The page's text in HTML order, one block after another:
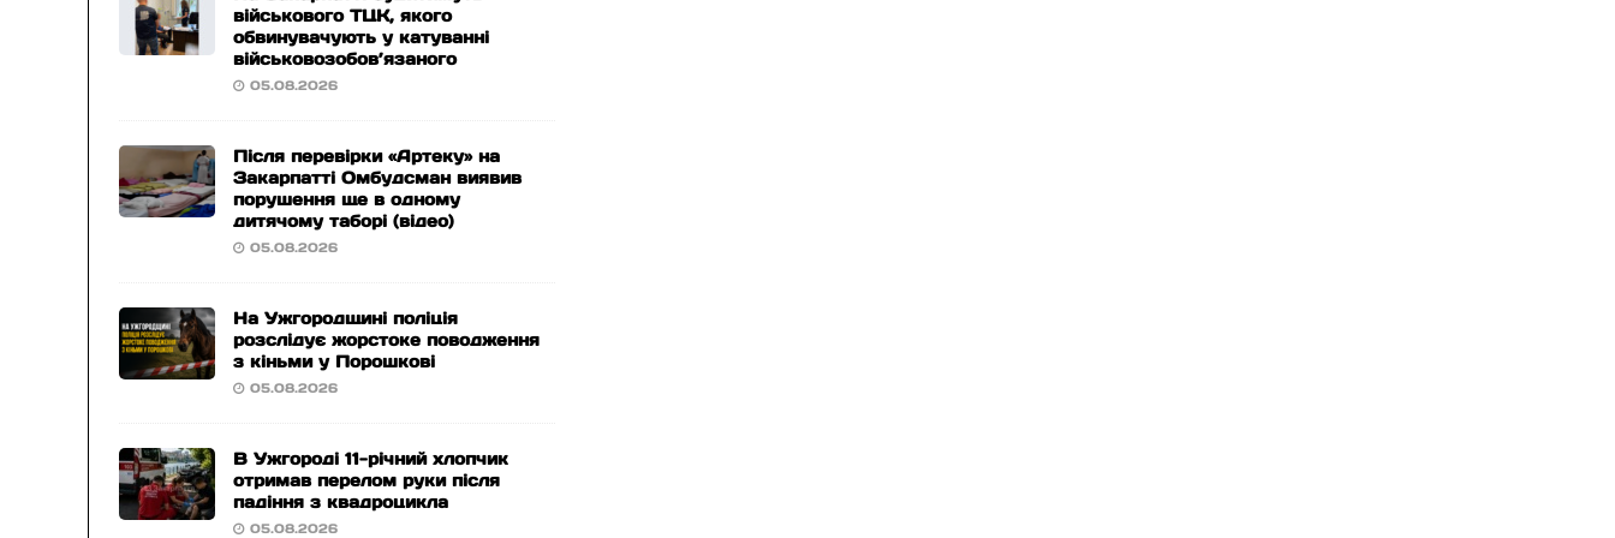
військового ТЦК, якого
обвинувачують у катуванні
військовозобов’язаного
05.08.2026
Після перевірки «Артеку» на
Закарпатті Омбудсман виявив
порушення ще в одному
дитячому таборі (відео)
05.08.2026
На Ужгородщині поліція
розслідує жорстоке поводження
з кіньми у Порошкові
05.08.2026
В Ужгороді 11-річний хлопчик
отримав перелом руки після
падіння з квадроцикла
05.08.2026